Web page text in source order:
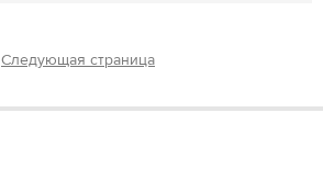
Следующая страница